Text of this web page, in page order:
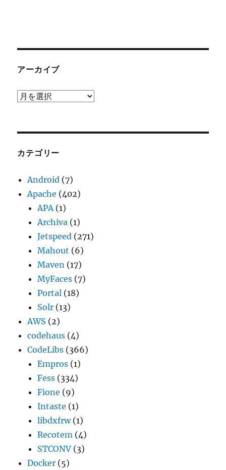
アーカイブ
ア
ブ
カテゴリー
Android (7)
Apache (402)
APA(1)
Archiva (1)
Jetspeed (271)
Mahout (6)
Maven (17)
MyFaces (7)
Portal (18)
Solr (13)
AWS (2)
codehaus (4)
CodeLibs (366)
Empros (1)
Fess (334)
Fione (9)
Intaste (1)
libdxfrw(1)
Recotem (4)
STCONV (3)
Docker (5)